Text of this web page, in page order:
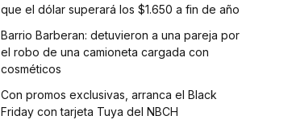
que el dólar superará los $1.650 a fin de año
Barrio Barberan: detuvieron a una pareja por
el robo de una camioneta cargada con
cosméticos
Con promos exclusivas, arranca el Black
Friday con tarjeta Tuya del NBCH